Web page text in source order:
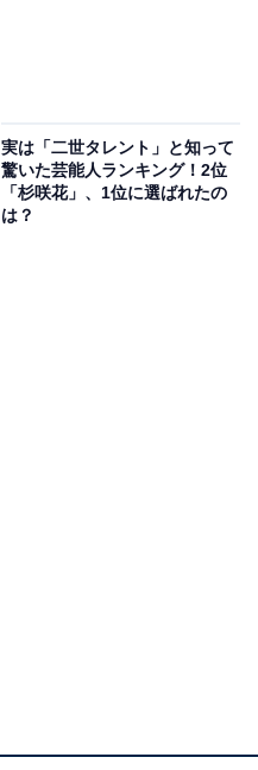
実は「二世タレント」と知って
驚いた芸能人ランキング！2位
「杉咲花」、1位に選ばれたの
は？